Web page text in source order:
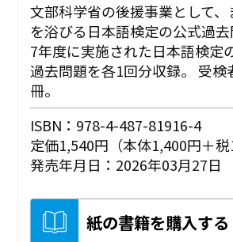
文部科学省の後援事業として、
を浴びる日本語検定の公式過
7年度に実施された日本語検定
過去問題を各1回分収録。 受検
冊。
ISBN：978-4-487-81916-4
定価1,540円（本体1,400円＋税
発売年月日：2026年03月27日
紙の書籍を購入する